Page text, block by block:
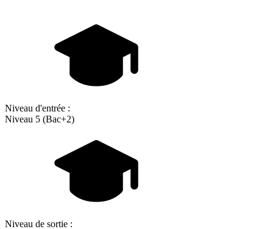
Niveau d'entrée :
Niveau 5 (Bac+2)
Niveau de sortie :